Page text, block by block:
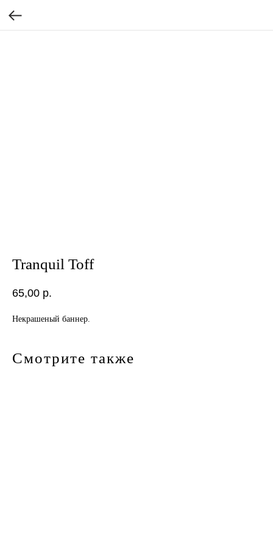
Tranquil Toff
65,00 р.
Некрашеный баннер.
Смотрите также